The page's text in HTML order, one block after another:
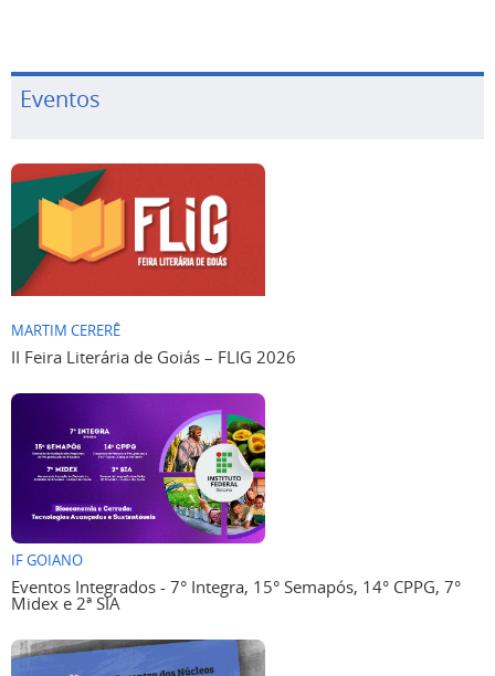
Eventos
MARTIM CERERÊ
II Feira Literária de Goiás – FLIG 2026
IF GOIANO
Eventos Integrados - 7° Integra, 15° Semapós, 14° CPPG, 7°
Midex e 2ª SIA